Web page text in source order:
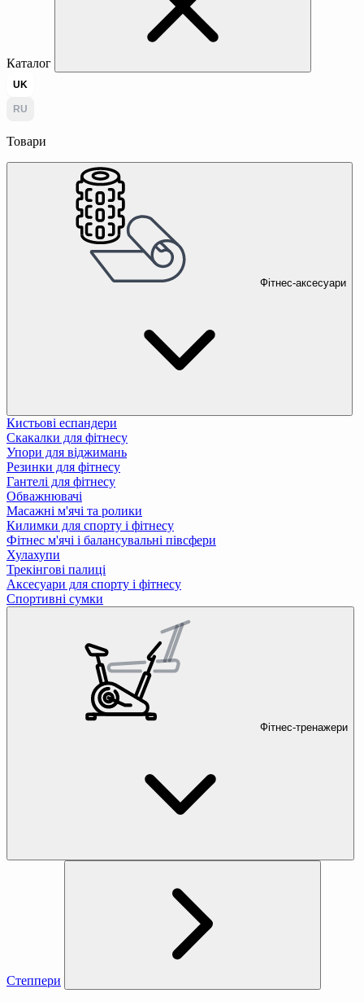
Каталог
UK
RU
Товари
Фітнес-аксесуари
Кистьові еспандери
Скакалки для фітнесу
Упори для віджимань
Резинки для фітнесу
Гантелі для фітнесу
Обважнювачі
Масажні м'ячі та ролики
Килимки для спорту і фітнесу
Фітнес м'ячі і балансувальні півсфери
Хулахупи
Трекінгові палиці
Аксесуари для спорту і фітнесу
Спортивні сумки
Фітнес-тренажери
Степпери